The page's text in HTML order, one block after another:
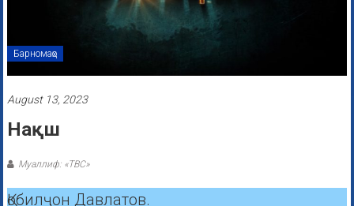
Барномаҳо
August 13, 2023
Нақш
Муаллиф: «ТВС»
Қобилҷон Давлатов.